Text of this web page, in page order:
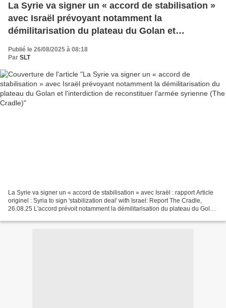
La Syrie va signer un « accord de stabilisation »
avec Israël prévoyant notamment la
démilitarisation du plateau du Golan et
l'interdiction de reconstituer l'armée syrienne
(The Cradle)
Publié le 26/08/2025 à 08:18
Par SLT
La Syrie va signer un « accord de stabilisation » avec Israël : rapport Article
originel : Syria to sign 'stabilization deal' with Israel: Report The Cradle,
26.08.25 L'accord prévoit notamment la démilitarisation du plateau du Golan